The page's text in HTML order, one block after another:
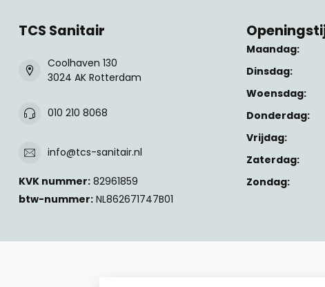
TCS Sanitair
Coolhaven 130
3024 AK Rotterdam
010 210 8068
info@tcs-sanitair.nl
KVK nummer: 82961859
btw-nummer: NL862671747B01
Maandag:
Dinsdag:
Woensdag:
Donderdag:
Vrijdag:
Zaterdag:
Zondag: